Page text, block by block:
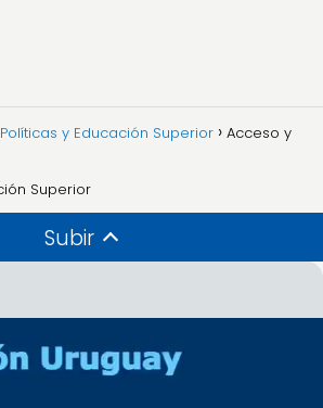
Políticas y Educación Superior Acceso y
Superior
Subir